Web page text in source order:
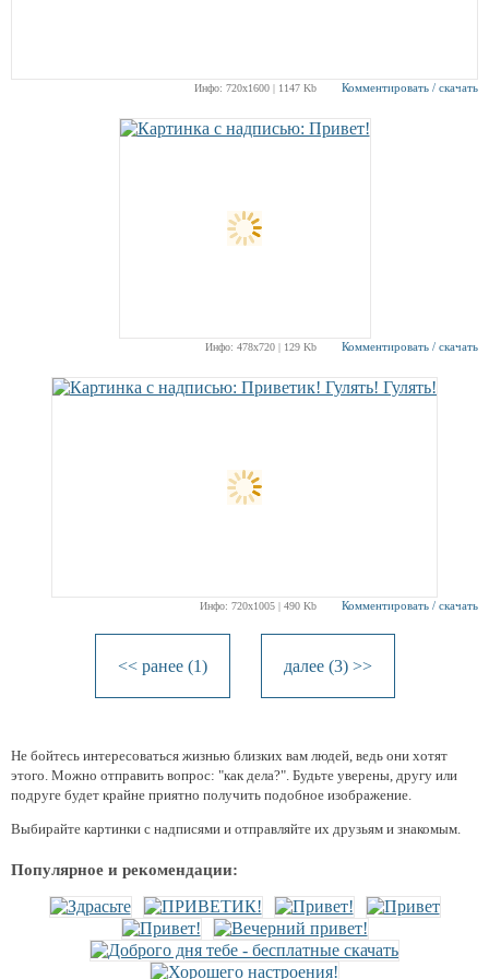
Инфо: 720х1600 | 1147 Kb Комментировать / скачать
Инфо: 478х720 | 129 Kb Комментировать / скачать
Инфо: 720х1005 | 490 Kb Комментировать / скачать
<< ранее (1) далее (3) >>
Не бойтесь интересоваться жизнью близких вам людей, ведь они хотят
этого. Можно отправить вопрос: "как дела?". Будьте уверены, другу или
подруге будет крайне приятно получить подобное изображение.
Выбирайте картинки с надписями и отправляйте их друзьям и знакомым.
Популярное и рекомендации: